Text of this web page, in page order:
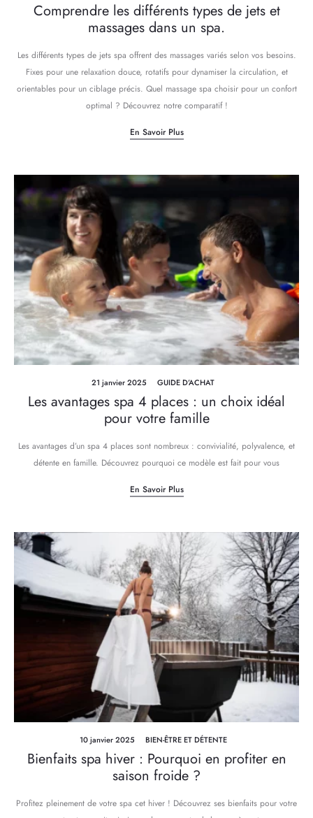
Comprendre les différents types de jets et
massages dans un spa.
Les différents types de jets spa offrent des massages variés selon vos besoins.
Fixes pour une relaxation douce, rotatifs pour dynamiser la circulation, et
orientables pour un ciblage précis. Quel massage spa choisir pour un confort
optimal ? Découvrez notre comparatif !
En Savoir Plus
21 janvier 2025 GUIDE D’ACHAT
Les avantages spa 4 places : un choix idéal
pour votre famille
Les avantages d’un spa 4 places sont nombreux : convivialité, polyvalence, et
détente en famille. Découvrez pourquoi ce modèle est fait pour vous
En Savoir Plus
10 janvier 2025 BIEN-ÊTRE ET DÉTENTE
Bienfaits spa hiver : Pourquoi en profiter en
saison froide ?
Profitez pleinement de votre spa cet hiver ! Découvrez ses bienfaits pour votre